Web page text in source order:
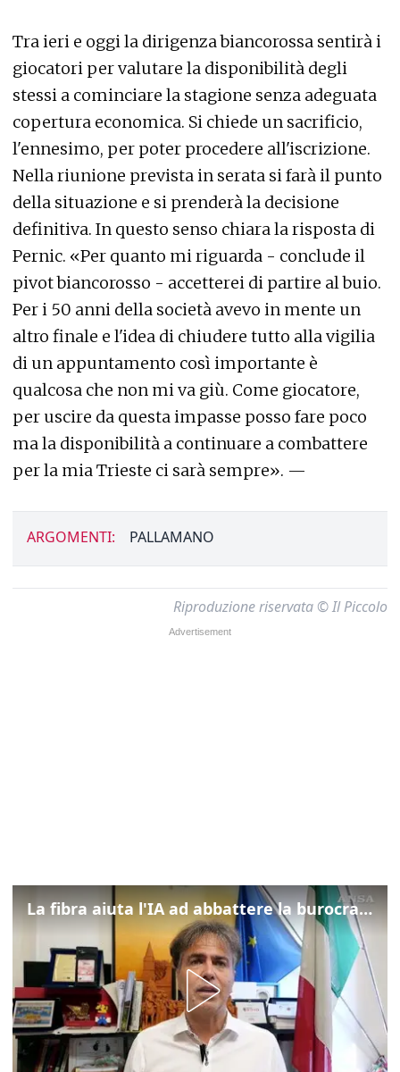
Tra ieri e oggi la dirigenza biancorossa sentirà i
giocatori per valutare la disponibilità degli
stessi a cominciare la stagione senza adeguata
copertura economica. Si chiede un sacrificio,
l'ennesimo, per poter procedere all'iscrizione.
Nella riunione prevista in serata si farà il punto
della situazione e si prenderà la decisione
definitiva. In questo senso chiara la risposta di
Pernic. «Per quanto mi riguarda - conclude il
pivot biancorosso - accetterei di partire al buio.
Per i 50 anni della società avevo in mente un
altro finale e l'idea di chiudere tutto alla vigilia
di un appuntamento così importante è
qualcosa che non mi va giù. Come giocatore,
per uscire da questa impasse posso fare poco
ma la disponibilità a continuare a combattere
per la mia Trieste ci sarà sempre». —
ARGOMENTI: PALLAMANO
Riproduzione riservata © Il Piccolo
La fibra aiuta l'IA ad abbattere la burocrazia, progetto pilota in Veneto